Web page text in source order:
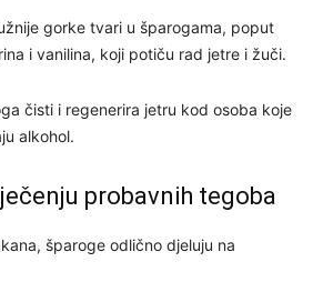
gorke tvari u šparogama, poput
i vanilina, koji potiču rad jetre i žuči.
čisti i regenerira jetru kod osoba koje
alkohol.
probavnih tegoba
šparoge odlično djeluju na